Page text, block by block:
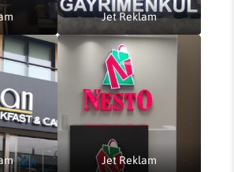
Jet Reklam
Jet Reklam